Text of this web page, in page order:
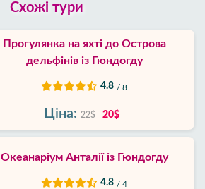
Схожі тури
Прогулянка на яхті до Острова
дельфінів із Гюндогду
4.8 / 8
Ціна: 22$ 20$
Океанаріум Анталії із Гюндогду
4.8 / 4